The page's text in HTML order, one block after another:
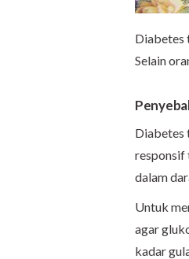
Diabetes
Selain
Diabetes
responsif
dalam
Untuk
agar
kadar